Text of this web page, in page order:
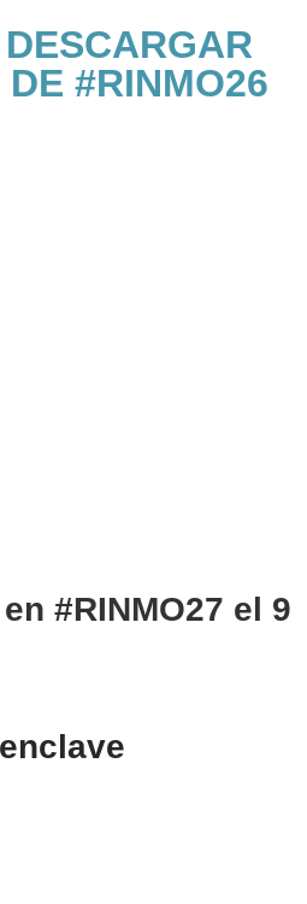
#RINMO26
#RINMO27 el 9